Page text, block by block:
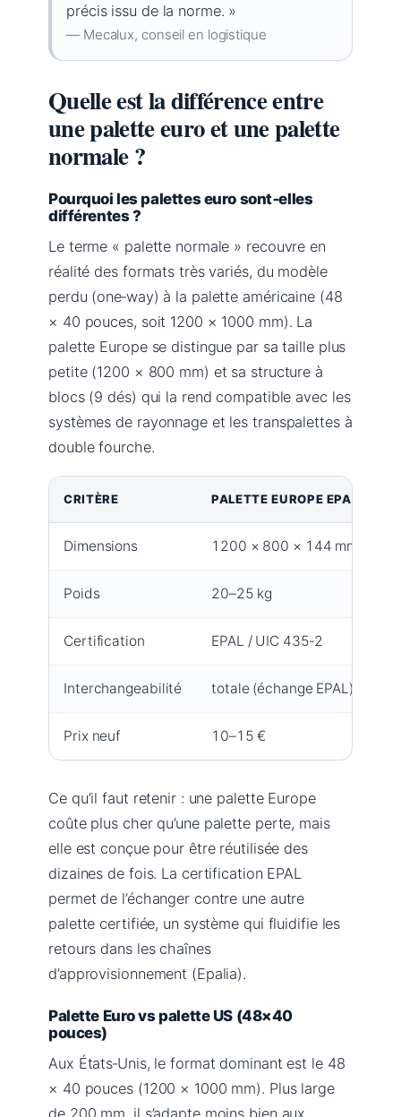
précis issu de la norme. »
— Mecalux, conseil en logistique
Quelle est la différence entre
une palette euro et une palette
normale ?
Pourquoi les palettes euro sont‑elles
différentes ?
Le terme « palette normale » recouvre en
réalité des formats très variés, du modèle
perdu (one‑way) à la palette américaine (48
× 40 pouces, soit 1200 × 1000 mm). La
palette Europe se distingue par sa taille plus
petite (1200 × 800 mm) et sa structure à
blocs (9 dés) qui la rend compatible avec les
systèmes de rayonnage et les transpalettes à
double fourche.
CRITÈRE PALETTE EUROPE EPAL
Dimensions 1200 × 800 × 144 mm
Poids 20–25 kg
Certification EPAL / UIC 435‑2
Interchangeabilité totale (échange EPAL)
Prix neuf 10–15 €
Ce qu’il faut retenir : une palette Europe
coûte plus cher qu’une palette perte, mais
elle est conçue pour être réutilisée des
dizaines de fois. La certification EPAL
permet de l’échanger contre une autre
palette certifiée, un système qui fluidifie les
retours dans les chaînes
d’approvisionnement (Epalia).
Palette Euro vs palette US (48×40
pouces)
Aux États‑Unis, le format dominant est le 48
× 40 pouces (1200 × 1000 mm). Plus large
de 200 mm, il s’adapte moins bien aux